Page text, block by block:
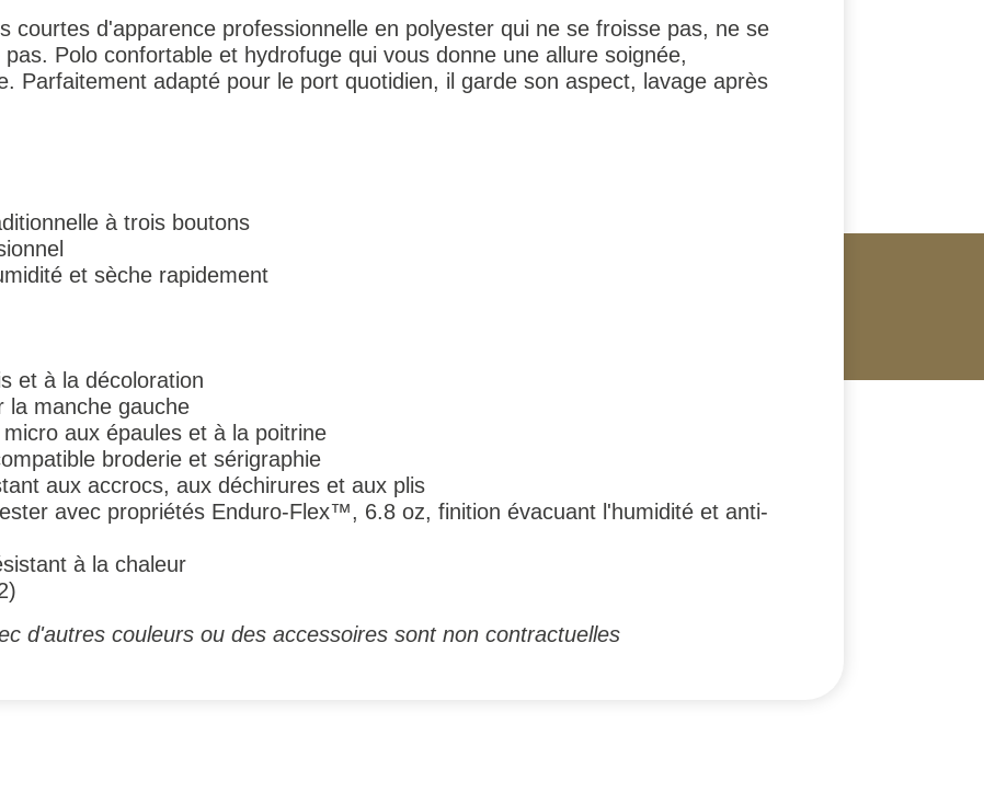
courtes d'apparence professionnelle en polyester qui ne se froisse pas, ne se
Polo confortable et hydrofuge qui vous donne une allure soignée,
Parfaitement adapté pour le port quotidien, il garde son aspect, lavage après
à trois boutons
et sèche rapidement
et à la décoloration
la manche gauche
aux épaules et à la poitrine
broderie et sérigraphie
aux accrocs, aux déchirures et aux plis
avec propriétés Enduro-Flex™, 6.8 oz, finition évacuant l'humidité et anti-
à la chaleur
d'autres couleurs ou des accessoires sont non contractuelles